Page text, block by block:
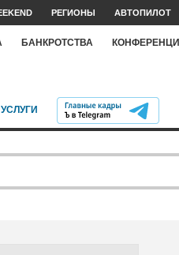
РЕГИОНЫ АВТОПИЛОТ
БАНКРОТСТВА
УСЛУГИ